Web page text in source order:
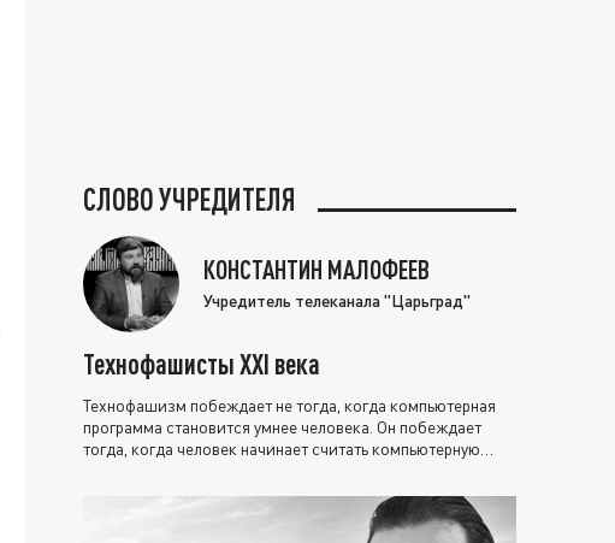
СЛОВО УЧРЕДИТЕЛЯ
КОНСТАНТИН МАЛОФЕЕВ
Учредитель телеканала "Царьград"
Технофашисты XXI века
Технофашизм побеждает не тогда, когда компьютерная
программа становится умнее человека. Он побеждает
тогда, когда человек начинает считать компьютерную